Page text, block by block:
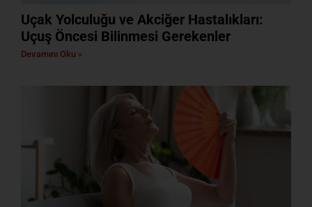
Uçak Yolculuğu ve Akciğer Hastalıkları:
Uçuş Öncesi Bilinmesi Gerekenler
Devamını Oku »